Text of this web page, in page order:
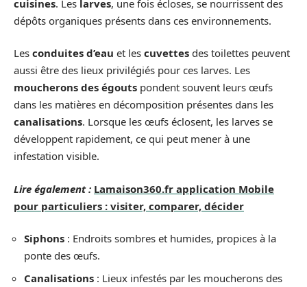
cuisines. Les larves, une fois écloses, se nourrissent des
dépôts organiques présents dans ces environnements.
Les conduites d’eau et les cuvettes des toilettes peuvent
aussi être des lieux privilégiés pour ces larves. Les
moucherons des égouts pondent souvent leurs œufs
dans les matières en décomposition présentes dans les
canalisations. Lorsque les œufs éclosent, les larves se
développent rapidement, ce qui peut mener à une
infestation visible.
Lire également : Lamaison360.fr application Mobile
pour particuliers : visiter, comparer, décider
Siphons : Endroits sombres et humides, propices à la
ponte des œufs.
Canalisations : Lieux infestés par les moucherons des